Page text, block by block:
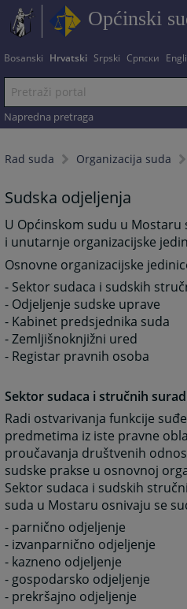
Općinski
Bosanski Hrvatski Srpski Српски
Napredna pretraga
Rad suda Organizacija suda
Sudska odjeljenja
U Općinskom sudu u Mostaru
i unutarnje organizacijske
Osnovne organizacijske
- Sektor sudaca i sudskih
- Odjeljenje sudske uprave
- Kabinet predsjednika suda
- Zemljišnoknjižni ured
- Registar pravnih osoba
Sektor sudaca i stručnih
Radi ostvarivanja funkcije
predmetima iz iste pravne
proučavanja društvenih
sudske prakse u osnovnoj
Sektor sudaca i sudskih
suda u Mostaru osnivaju se
- parnično odjeljenje
- izvanparnično odjeljenje
- kazneno odjeljenje
- gospodarsko odjeljenje
- prekršajno odjeljenje